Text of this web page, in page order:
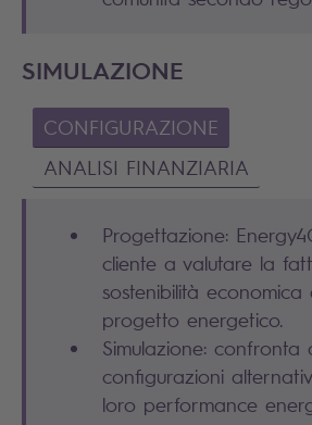
SIMULAZIONE
CONFIGURAZIONE
ANALISI FINANZIARIA
Progettazione:
cliente a valutare la
sostenibilità
progetto energetico.
Simulazione: confronta
configurazioni
loro performance